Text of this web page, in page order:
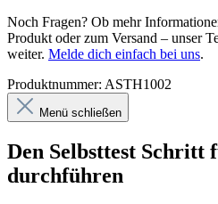
Noch Fragen? Ob mehr
Produkt oder zum Versand – unser
weiter. Melde dich einfach bei uns.
Produktnummer: ASTH1002
Menü schließen
Den Selbsttest Schritt
durchführen